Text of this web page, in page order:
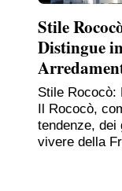
Stile
Distingue
Stile Rococò:
Il Rococò,
tendenze, dei
vivere della